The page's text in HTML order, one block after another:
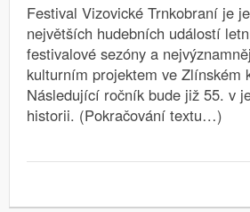
Festival Vizovické Trnkobraní je
největších hudebních událostí
festivalové sezóny a
kulturním projektem ve Zlínském
Následující ročník bude již 55. v
historii. (Pokračování textu…)